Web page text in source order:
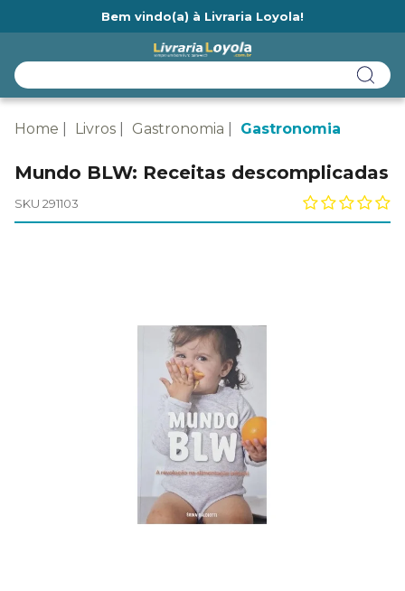
Bem vindo(a) à Livraria Loyola!
Home Livros Gastronomia Gastronomia
Mundo BLW: Receitas descomplicadas
SKU 291103